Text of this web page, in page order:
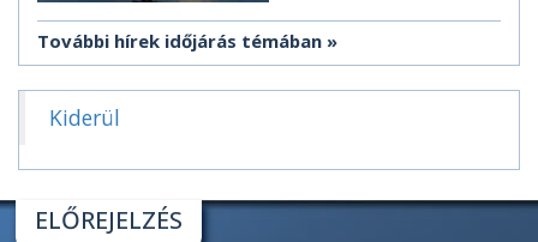
További hírek időjárás témában
Kiderül
ELŐREJELZÉS